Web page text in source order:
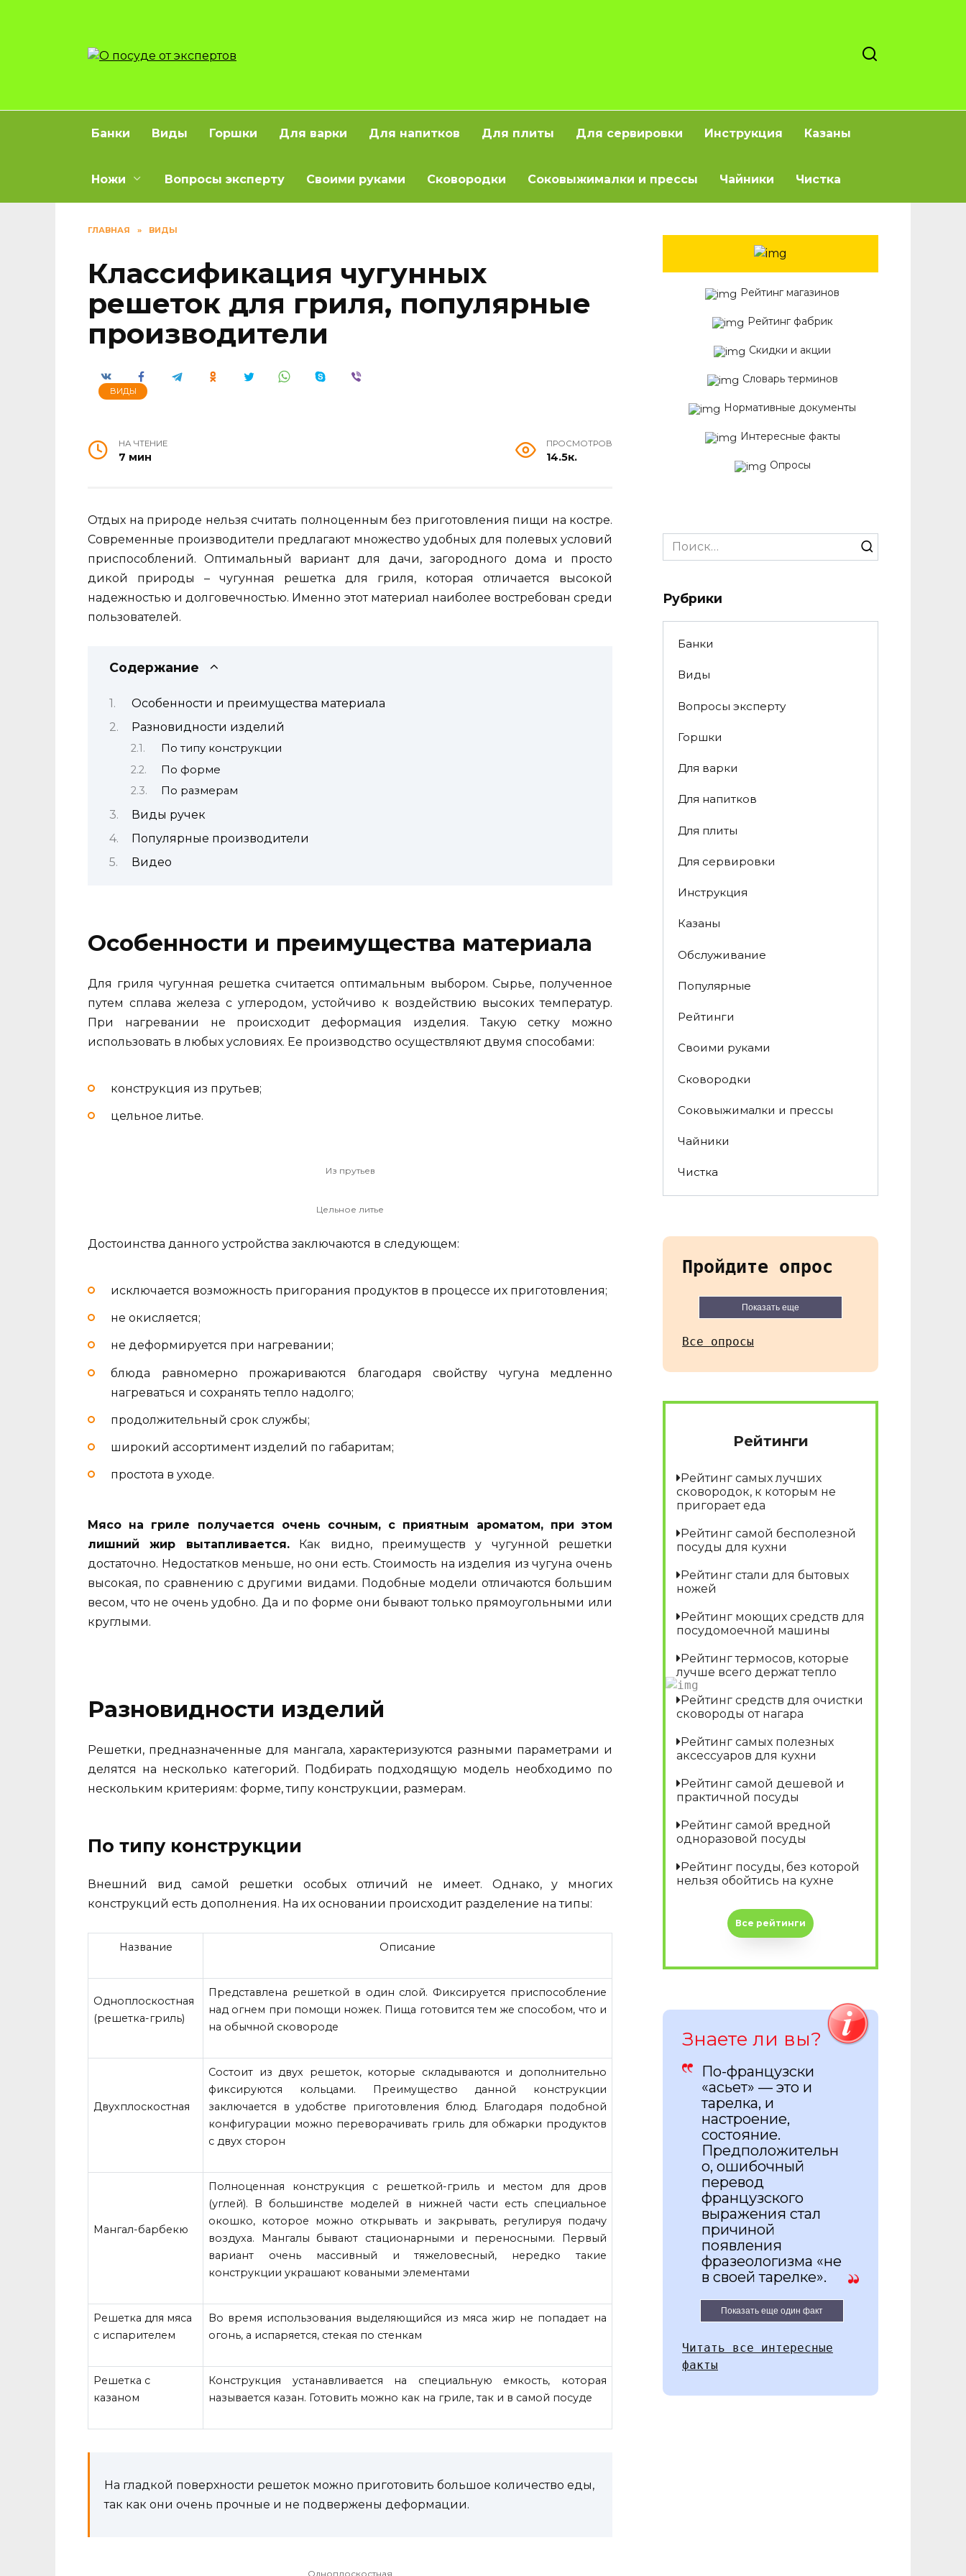
Банки Виды Горшки Для варки Для напитков Для плиты Для сервировки Инструкция Казаны
Ножи Вопросы эксперту Своими руками Сковородки Соковыжималки и прессы Чайники Чистка
ГЛАВНАЯ » ВИДЫ
Классификация чугунных
решеток для гриля, популярные
производители
ВИДЫ
НА ЧТЕНИЕ
7 мин
ПРОСМОТРОВ
14.5к.
Отдых на природе нельзя считать полноценным без приготовления пищи на костре.
Современные производители предлагают множество удобных для полевых условий
приспособлений. Оптимальный вариант для дачи, загородного дома и просто
дикой природы – чугунная решетка для гриля, которая отличается высокой
надежностью и долговечностью. Именно этот материал наиболее востребован среди
пользователей.
Содержание
Особенности и преимущества материала
Разновидности изделий
По типу конструкции
По форме
По размерам
Виды ручек
Популярные производители
Видео
Особенности и преимущества материала
Для гриля чугунная решетка считается оптимальным выбором. Сырье, полученное
путем сплава железа с углеродом, устойчиво к воздействию высоких температур.
При нагревании не происходит деформация изделия. Такую сетку можно
использовать в любых условиях. Ее производство осуществляют двумя способами:
конструкция из прутьев;
цельное литье.
Из прутьев
Цельное литье
Достоинства данного устройства заключаются в следующем:
исключается возможность пригорания продуктов в процессе их приготовления;
не окисляется;
не деформируется при нагревании;
блюда равномерно прожариваются благодаря свойству чугуна медленно
нагреваться и сохранять тепло надолго;
продолжительный срок службы;
широкий ассортимент изделий по габаритам;
простота в уходе.
Мясо на гриле получается очень сочным, с приятным ароматом, при этом
лишний жир вытапливается.Как видно, преимуществ у чугунной решетки
достаточно. Недостатков меньше, но они есть. Стоимость на изделия из чугуна очень
высокая, по сравнению с другими видами. Подобные модели отличаются большим
весом, что не очень удобно. Да и по форме они бывают только прямоугольными или
круглыми.
Разновидности изделий
Решетки, предназначенные для мангала, характеризуются разными параметрами и
делятся на несколько категорий. Подбирать подходящую модель необходимо по
нескольким критериям: форме, типу конструкции, размерам.
По типу конструкции
Внешний вид самой решетки особых отличий не имеет. Однако, у многих
конструкций есть дополнения. На их основании происходит разделение на типы:
Название Описание
Одноплоскостная
(решетка-гриль)
Представлена решеткой в один слой. Фиксируется приспособление
над огнем при помощи ножек. Пища готовится тем же способом, что и
на обычной сковороде
Двухплоскостная
Состоит из двух решеток, которые складываются и дополнительно
фиксируются кольцами. Преимущество данной конструкции
заключается в удобстве приготовления блюд. Благодаря подобной
конфигурации можно переворачивать гриль для обжарки продуктов
с двух сторон
Мангал-барбекю
Полноценная конструкция с решеткой-гриль и местом для дров
(углей). В большинстве моделей в нижней части есть специальное
окошко, которое можно открывать и закрывать, регулируя подачу
воздуха. Мангалы бывают стационарными и переносными. Первый
вариант очень массивный и тяжеловесный, нередко такие
конструкции украшают коваными элементами
Решетка для мяса
с испарителем
Во время использования выделяющийся из мяса жир не попадает на
огонь, а испаряется, стекая по стенкам
Решетка с
казаном
Конструкция устанавливается на специальную емкость, которая
называется казан. Готовить можно как на гриле, так и в самой посуде
На гладкой поверхности решеток можно приготовить большое количество еды,
так как они очень прочные и не подвержены деформации.
Одноплоскостная
Рейтинг магазинов
Рейтинг фабрик
Скидки и акции
Словарь терминов
Нормативные документы
Интересные факты
Опросы
Search
for:
Рубрики
Банки
Виды
Вопросы эксперту
Горшки
Для варки
Для напитков
Для плиты
Для сервировки
Инструкция
Казаны
Обслуживание
Популярные
Рейтинги
Своими руками
Сковородки
Соковыжималки и прессы
Чайники
Чистка
Пройдите опрос
Показать еще
Все опросы
Рейтинги
Рейтинг самых лучших
сковородок, к которым не
пригорает еда
Рейтинг самой бесполезной
посуды для кухни
Рейтинг стали для бытовых
ножей
Рейтинг моющих средств для
посудомоечной машины
Рейтинг термосов, которые
лучше всего держат тепло
Рейтинг средств для очистки
сковороды от нагара
Рейтинг самых полезных
аксессуаров для кухни
Рейтинг самой дешевой и
практичной посуды
Рейтинг самой вредной
одноразовой посуды
Рейтинг посуды, без которой
нельзя обойтись на кухне
Все рейтинги
Знаете ли вы?
По-французски
«асьет» — это и
тарелка, и
настроение,
состояние.
Предположительн
о, ошибочный
перевод
французского
выражения стал
причиной
появления
фразеологизма «не
в своей тарелке».
Показать еще один факт
Читать все интересные
факты